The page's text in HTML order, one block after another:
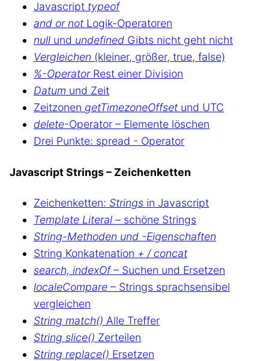
Javascript typeof
and or not Logik-Operatoren
null und undefined Gibts nicht geht nicht
Vergleichen (kleiner, größer, true, false)
%-OperatorRest einer Division
Datum und Zeit
Zeitzonen getTimezoneOffset und UTC
delete-Operator – Elemente löschen
Drei Punkte: spread - Operator
Javascript Strings – Zeichenketten
Zeichenketten: Strings in Javascript
Template Literal – schöne Strings
String-Methoden und -Eigenschaften
String Konkatenation + / concat
search, indexOf– Suchen und Ersetzen
localeCompare – Strings sprachsensibel
vergleichen
String match() Alle Treffer
String slice() Zerteilen
String replace() Ersetzen